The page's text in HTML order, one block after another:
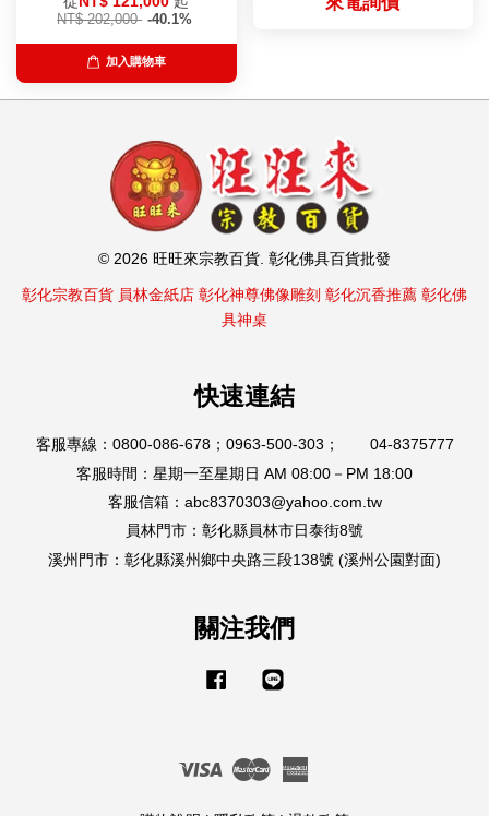
NT$ 202,000 -40.1%
加入購物車
© 2026 旺旺來宗教百貨. 彰化佛具百貨批發
彰化宗教百貨 員林金紙店 彰化神尊佛像雕刻 彰化沉香推薦 彰化佛
具神桌
快速連結
客服專線：0800-086-678；0963-500-303； 04-8375777
客服時間：星期一至星期日 AM 08:00－PM 18:00
客服信箱：abc8370303@yahoo.com.tw
員林門市：彰化縣員林市日泰街8號
溪州門市：彰化縣溪州鄉中央路三段138號 (溪州公園對面)
關注我們
Facebook
Visa Master